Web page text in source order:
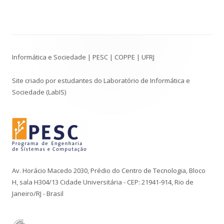
do
Rodapé
Informática e Sociedade | PESC | COPPE | UFRJ
Site criado por estudantes do Laboratório de Informática e
Sociedade (LabIS)
Av. Horácio Macedo 2030, Prédio do Centro de Tecnologia, Bloco
H, sala H304/13 Cidade Universitária - CEP: 21941-914, Rio de
Janeiro/RJ - Brasil